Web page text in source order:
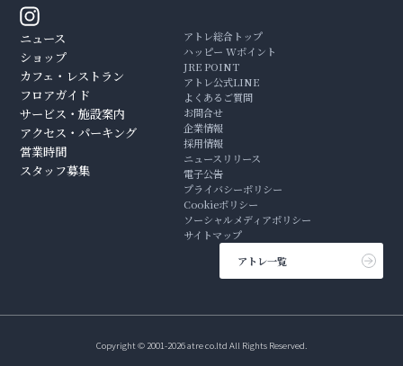
ニュース
ショップ
カフェ・レストラン
フロアガイド
サービス・施設案内
アクセス・パーキング
営業時間
スタッフ募集
アトレ総合トップ
ハッピー Wポイント
JRE POINT
アトレ公式LINE
よくあるご質問
お問合せ
企業情報
採用情報
ニュースリリース
電子公告
プライバシーポリシー
Cookieポリシー
ソーシャルメディアポリシー
サイトマップ
アトレ一覧
Copyright © 2001-2026 atre co.ltd All Rights Reserved.